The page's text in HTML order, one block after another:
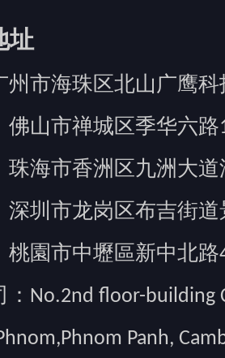
址
州市海珠区北山广鹰科
佛山市禅城区季华六路
珠海市香洲区九洲大道
深圳市龙岗区布吉街
桃園市中壢區新中北路
No.2nd floor-building
Panh,